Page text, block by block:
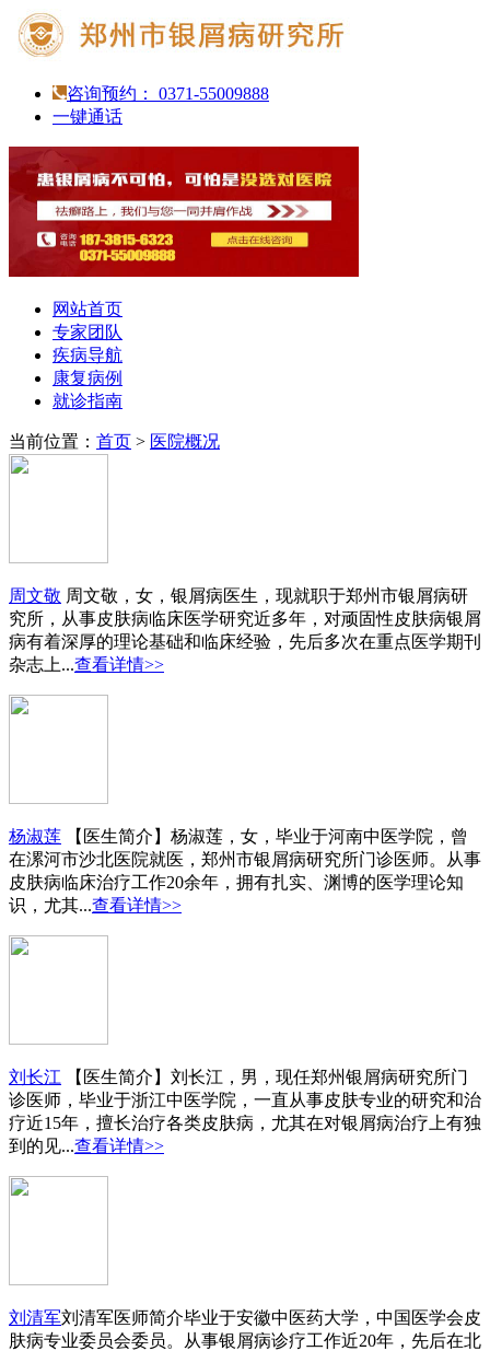
咨询预约： 0371-55009888
一键通话
网站首页
专家团队
疾病导航
康复病例
就诊指南
当前位置： 首页 > 医院概况
周文敬 周文敬，女，银屑病医生，现就职于郑州市银屑病研
究所，从事皮肤病临床医学研究近多年，对顽固性皮肤病银屑
病有着深厚的理论基础和临床经验，先后多次在重点医学期刊
杂志上...查看详情>>
杨淑莲 【医生简介】杨淑莲，女，毕业于河南中医学院，曾
在漯河市沙北医院就医，郑州市银屑病研究所门诊医师。从事
皮肤病临床治疗工作20余年，拥有扎实、渊博的医学理论知
识，尤其...查看详情>>
刘长江 【医生简介】刘长江，男，现任郑州银屑病研究所门
诊医师，毕业于浙江中医学院，一直从事皮肤专业的研究和治
疗近15年，擅长治疗各类皮肤病，尤其在对银屑病治疗上有独
到的见...查看详情>>
刘清军刘清军医师简介毕业于安徽中医药大学，中国医学会皮
肤病专业委员会委员。从事银屑病诊疗工作近20年，先后在北